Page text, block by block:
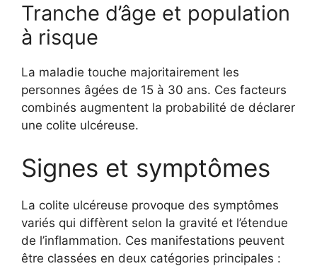
Tranche d’âge et population
à risque
La maladie touche majoritairement les
personnes âgées de 15 à 30 ans. Ces facteurs
combinés augmentent la probabilité de déclarer
une colite ulcéreuse.
Signes et symptômes
La colite ulcéreuse provoque des symptômes
variés qui diffèrent selon la gravité et l’étendue
de l’inflammation. Ces manifestations peuvent
être classées en deux catégories principales :